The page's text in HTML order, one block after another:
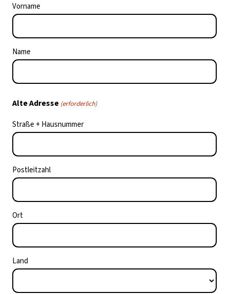
Vorname
Name
Alte Adresse (erforderlich)
Straße + Hausnummer
Postleitzahl
Ort
Land